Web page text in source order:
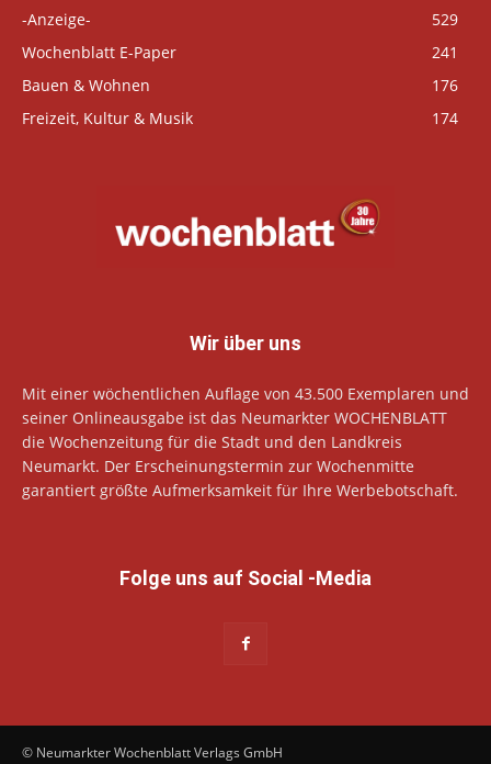
-Anzeige-
529
Wochenblatt E-Paper
241
Bauen & Wohnen
176
Freizeit, Kultur & Musik
174
Wir über uns
Mit einer wöchentlichen Auflage von 43.500 Exemplaren und
seiner Onlineausgabe ist das Neumarkter WOCHENBLATT
die Wochenzeitung für die Stadt und den Landkreis
Neumarkt. Der Erscheinungstermin zur Wochenmitte
garantiert größte Aufmerksamkeit für Ihre Werbebotschaft.
Folge uns auf Social -Media
© Neumarkter Wochenblatt Verlags GmbH